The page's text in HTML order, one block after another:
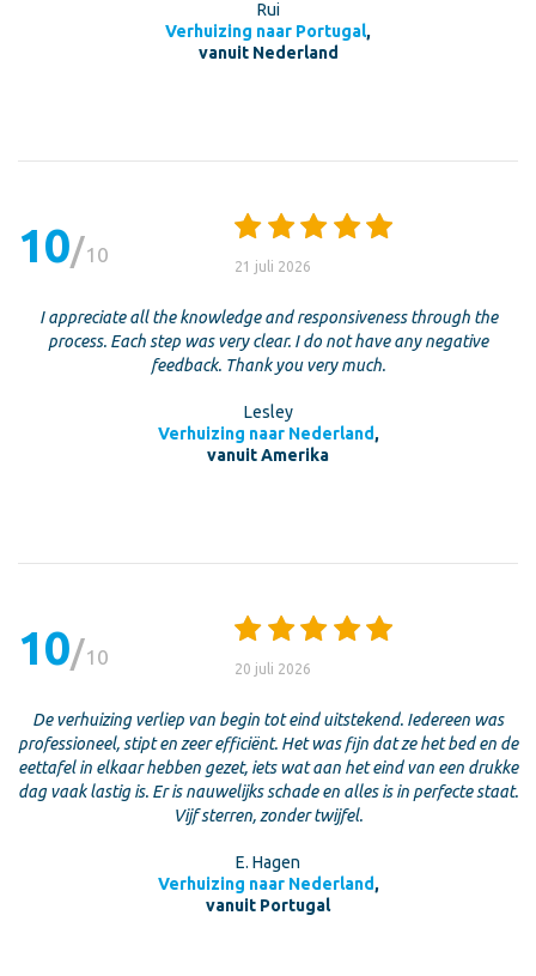
Rui
Verhuizing naar Portugal,
vanuit Nederland
10 10
21 juli 2026
I appreciate all the knowledge and responsiveness through the
process. Each step was very clear. I do not have any negative
feedback. Thank you very much.
Lesley
Verhuizing naar Nederland ,
vanuit Amerika
10 10
20 juli 2026
De verhuizing verliep van begin tot eind uitstekend. Iedereen was
professioneel, stipt en zeer efficiënt. Het was fijn dat ze het bed en de
eettafel in elkaar hebben gezet, iets wat aan het eind van een drukke
dag vaak lastig is. Er is nauwelijks schade en alles is in perfecte staat.
Vijf sterren, zonder twijfel.
E. Hagen
Verhuizing naar Nederland ,
vanuit Portugal